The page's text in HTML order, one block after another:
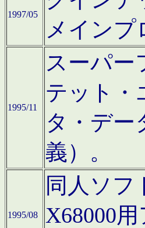
1997/05
メインプ
1995/11
スーパー
テット・
タ・デー
義）。
1995/08
同人ソフ
X68000